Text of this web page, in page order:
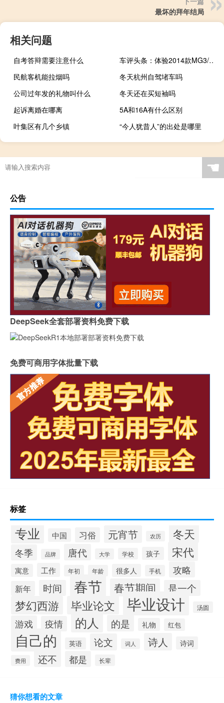
最坏的拜年结局
相关问题
自考答辩需要注意什么
车评头条：体验2014款MG3/MG5/MG6 全系车型升级
民航客机能拉烟吗
冬天杭州自驾堵车吗
公司过年发的礼物叫什么
冬天还在买短袖吗
起诉离婚在哪离
5A和16A有什么区别
叶集区有几个乡镇
“今人犹昔人”的出处是哪里
☚
公告
DeepSeek全套部署资料免费下载
免费可商用字体批量下载
标签
专业 中国 习俗 元宵节 农历 冬天
冬季 品牌 唐代 大学 学校 孩子 宋代
寓意 工作 年初 年龄 很多人 手机 攻略
新年 时间 春节 春节期间 是一个
梦幻西游 毕业论文 毕业设计 汤圆
游戏 疫情 的人 的是 礼物 红包
自己的 英语 论文 词人 诗人 诗词
费用 还不 都是 长辈
猜你想看的文章